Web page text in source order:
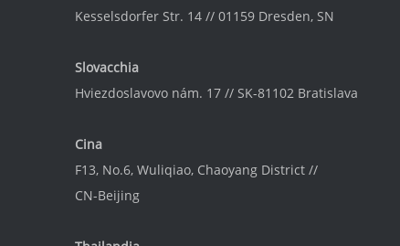
Kesselsdorfer Str. 14 // 01159 Dresden, SN
Slovacchia
Hviezdoslavovo nám. 17 // SK-81102 Bratislava
Cina
F13, No.6, Wuliqiao, Chaoyang District //
CN-Beijing